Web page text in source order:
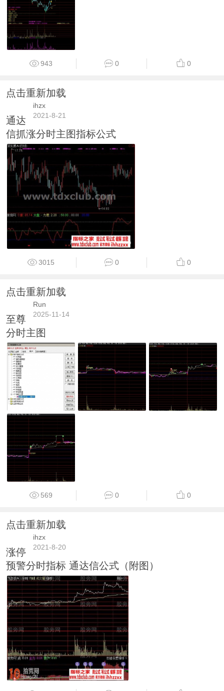
943 0 0
点击重新加载
ihzx
2021-8-21
通达
信抓涨分时主图指标公式
3015 0 0
点击重新加载
Run
2025-11-14
至尊
分时主图
569 0 0
点击重新加载
ihzx
2021-8-20
涨停
预警分时指标 通达信公式（附图）